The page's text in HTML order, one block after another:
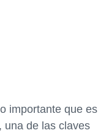
importante que es
una de las claves